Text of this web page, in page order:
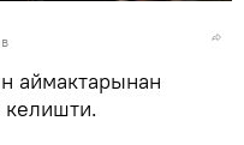
аймактарынан